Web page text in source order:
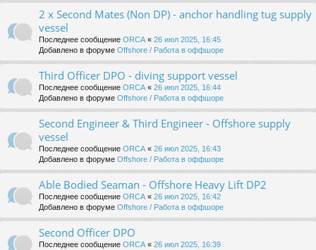
2 x Second Mates (Non DP) - anchor handling tug supply
vessel
Последнее сообщение ORCA « 26 июл 2025, 16:45
Добавлено в форуме Offshore / Работа в оффшоре
Third Officer DPO - diving support vessel
Последнее сообщение ORCA « 26 июл 2025, 16:44
Добавлено в форуме Offshore / Работа в оффшоре
Second Engineer & Third Engineer - Offshore supply
vessel
Последнее сообщение ORCA « 26 июл 2025, 16:43
Добавлено в форуме Offshore / Работа в оффшоре
Able Bodied Seaman - Offshore Heavy Lift DP2
Последнее сообщение ORCA « 26 июл 2025, 16:42
Добавлено в форуме Offshore / Работа в оффшоре
Second Officer DPO
Последнее сообщение ORCA « 26 июл 2025, 16:39